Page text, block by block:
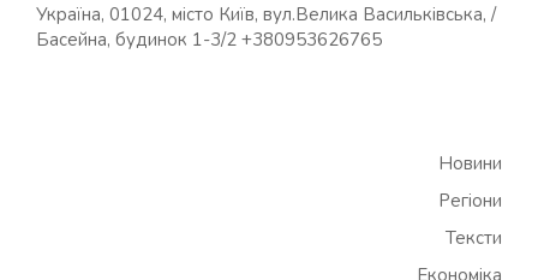
Україна, 01024, місто Київ, вул.Велика Васильківська, /
Басейна, будинок 1-3/2 +380953626765
Новини
Регіони
Тексти
Економіка